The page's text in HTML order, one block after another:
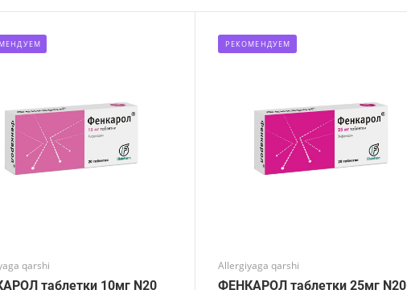
qarshi
таблетки 10мг N20
РЕКОМЕНДУЕМ
Allergiyaga qarshi
ФЕНКАРОЛ таблетки 25мг N20